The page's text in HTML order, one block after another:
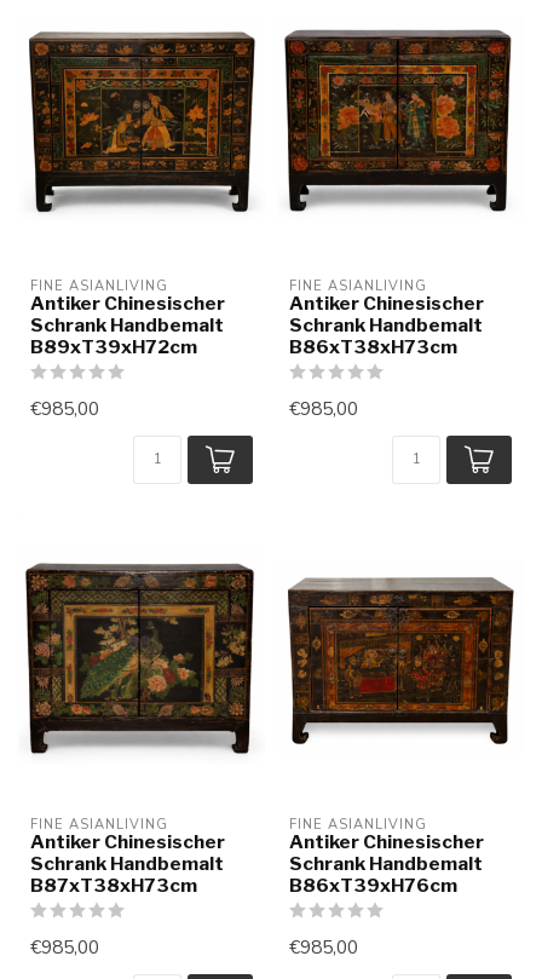
FINE ASIANLIVING
Antiker Chinesischer
Schrank Handbemalt
B89xT39xH72cm
€985,00
FINE ASIANLIVING
Antiker Chinesischer
Schrank Handbemalt
B86xT38xH73cm
€985,00
FINE ASIANLIVING
Antiker Chinesischer
Schrank Handbemalt
B87xT38xH73cm
€985,00
FINE ASIANLIVING
Antiker Chinesischer
Schrank Handbemalt
B86xT39xH76cm
€985,00